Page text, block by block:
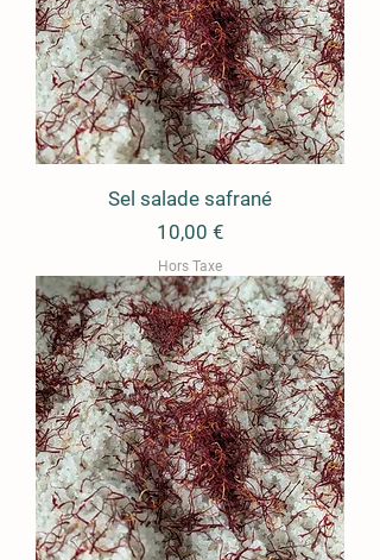
Sel salade safrané
Prix
10,00 €
Hors Taxe